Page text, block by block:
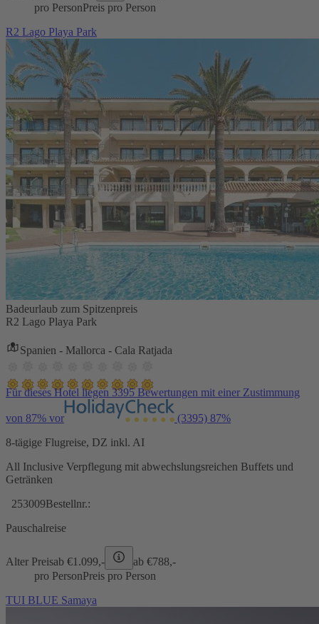
pro PersonPreis pro Person
R2 Lago Playa Park
Badeurlaub zum Spitzenpreis
R2 Lago Playa Park
Spanien - Mallorca - Cala Ratjada
Für dieses Hotel liegen 3395 Bewertungen mit einer Zustimmung
von 87% vor (3395) 87%
8-tägige Flugreise, DZ inkl. AI
All Inclusive Verpflegung mit abwechslungsreichen Buffets und
Getränken
253009Bestellnr.:
Pauschalreise
Alter Preisab €1.099,- ab €788,-
pro PersonPreis pro Person
TUI BLUE Samaya